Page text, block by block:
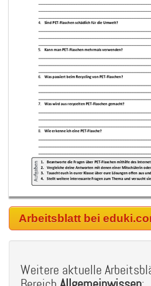
Arbeitsblatt bei
Weitere aktuelle